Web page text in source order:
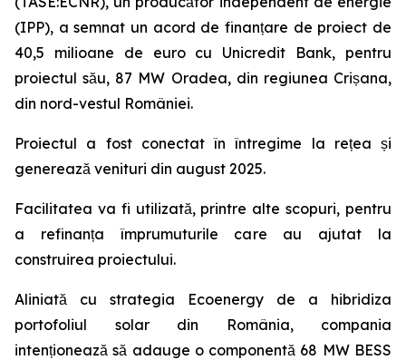
(IPP), a semnat un acord de finanțare de proiect de
40,5 milioane de euro cu Unicredit Bank, pentru
proiectul său, 87 MW Oradea, din regiunea Crișana,
din nord-vestul României.
Proiectul a fost conectat în întregime la rețea și
generează venituri din august 2025.
Facilitatea va fi utilizată, printre alte scopuri, pentru
a refinanța împrumuturile care au ajutat la
construirea proiectului.
Aliniată cu strategia Ecoenergy de a hibridiza
portofoliul solar din România, compania
intenționează să adauge o componentă 68 MW BESS